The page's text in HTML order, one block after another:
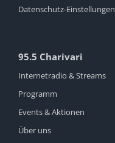
Datenschutz-Einstellungen
95.5 Charivari
Internetradio & Streams
Programm
Events & Aktionen
Über uns